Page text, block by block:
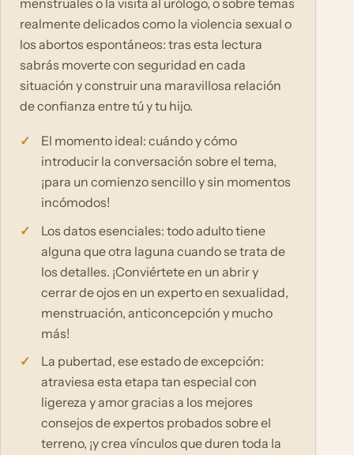
realmente delicados como la violencia sexual o
los abortos espontáneos: tras esta lectura
sabrás moverte con seguridad en cada
situación y construir una maravillosa relación
de confianza entre tú y tu hijo.
El momento ideal: cuándo y cómo
introducir la conversación sobre el tema,
¡para un comienzo sencillo y sin momentos
incómodos!
Los datos esenciales: todo adulto tiene
alguna que otra laguna cuando se trata de
los detalles. ¡Conviértete en un abrir y
cerrar de ojos en un experto en sexualidad,
menstruación, anticoncepción y mucho
más!
La pubertad, ese estado de excepción:
atraviesa esta etapa tan especial con
ligereza y amor gracias a los mejores
consejos de expertos probados sobre el
terreno, ¡y crea vínculos que duren toda la